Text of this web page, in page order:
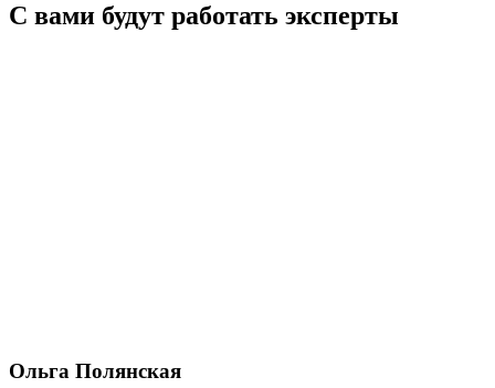
С вами будут работать эксперты
Ольга Полянская